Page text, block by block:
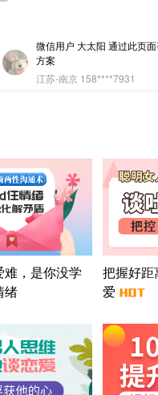
微信用户 大太阳 通过此页
方案
江苏-南京 158****7931
情感方案
北京-朝阳 151****3189
微信用户 巧?媚儿 通过此页
方案
上海-浦东 177****9074
微信用户 Liberty 通过此页
方案
广东-广州 188****5632
湖北-武汉 135****7410
微信用户 困困魚? 通过此页
方案
，是你没学
绪
把握好
爱